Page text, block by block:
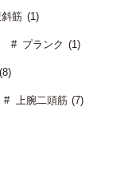
筋 (1)
プランク (1)
上腕二頭筋 (7)